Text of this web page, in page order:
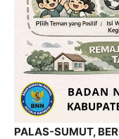
PALAS-SUMUT,